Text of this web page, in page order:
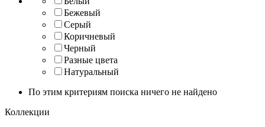
Бежевый
Серый
Коричневый
Черный
Разные цвета
Натуральный
По этим критериям поиска ничего не найдено
Коллекции